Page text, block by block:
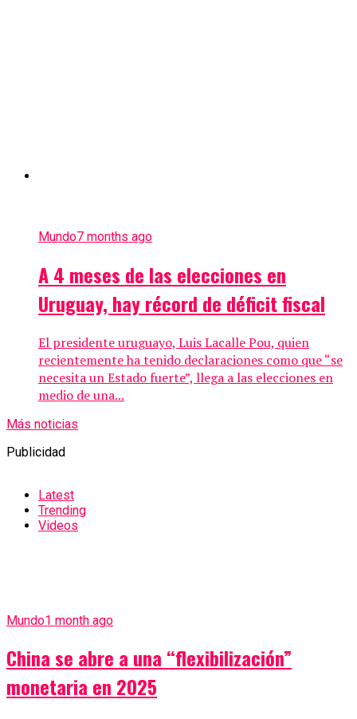
Mundo7 months ago
A 4 meses de las elecciones en
Uruguay, hay récord de déficit fiscal
El presidente uruguayo, Luis Lacalle Pou, quien
recientemente ha tenido declaraciones como que “se
necesita un Estado fuerte”, llega a las elecciones en
medio de una...
Más noticias
Publicidad
Latest
Trending
Videos
Mundo1 month ago
China se abre a una “flexibilización”
monetaria en 2025